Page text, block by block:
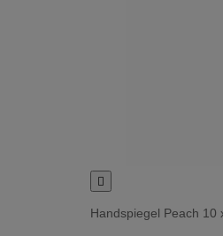

Handspiegel Peach 10